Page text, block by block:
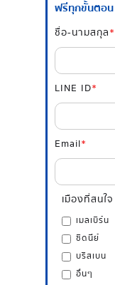
ฟรีทุกขั้นตอน
ชื่อ-นามสกุล*
LINE ID*
Email*
เมืองที่สนใจ
เมลเบิร์น
ซิดนีย์
บริสเบน
อื่นๆ